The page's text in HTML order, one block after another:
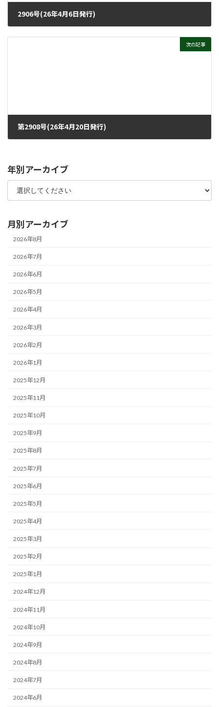
2906号(26年4月6日発行)
次の記事
第2908号(26年4月20日発行)
年別アーカイブ
月別アーカイブ
2026年8月
2026年7月
2026年6月
2026年5月
2026年4月
2026年3月
2026年2月
2026年1月
2025年12月
2025年11月
2025年10月
2025年9月
2025年8月
2025年7月
2025年6月
2025年5月
2025年4月
2025年3月
2025年2月
2025年1月
2024年12月
2024年11月
2024年10月
2024年9月
2024年8月
2024年7月
2024年6月